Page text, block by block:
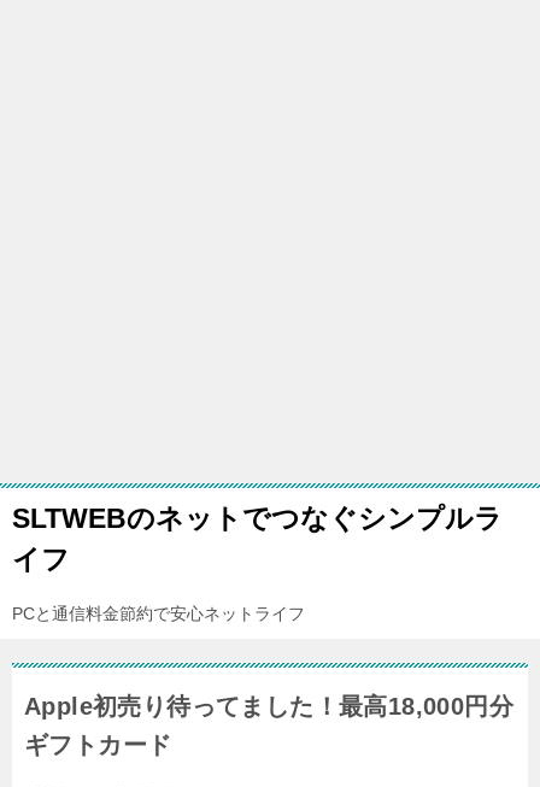
SLTWEBのネットでつなぐシンプルラ
イフ
PCと通信料金節約で安心ネットライフ
Apple初売り待ってました！最高18,000円分
ギフトカード